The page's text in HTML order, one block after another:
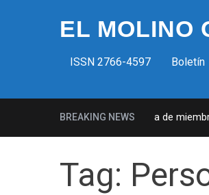
EL MOLINO
ISSN 2766-4597 Boletín
BREAKING NEWS
Milicias fascistas en EUA: Lista de
Tag: